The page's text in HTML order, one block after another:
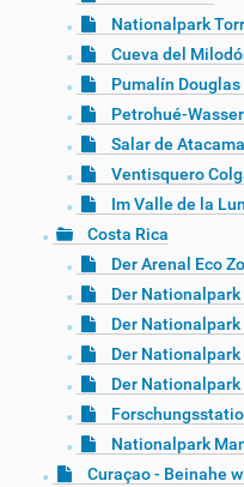
Nationalpark
Cueva del
Pumalín
Petrohué-
Salar de Atacama
Ventisquero
Im Valle de la
Costa Rica
Der Arenal Eco
Der Nationalpark
Der Nationalpark
Der Nationalpark
Der
Nationalpark
Curaçao - Beinahe